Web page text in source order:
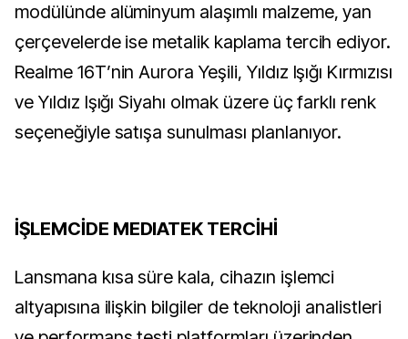
modülünde alüminyum alaşımlı malzeme, yan
çerçevelerde ise metalik kaplama tercih ediyor.
Realme 16T’nin Aurora Yeşili, Yıldız Işığı Kırmızısı
ve Yıldız Işığı Siyahı olmak üzere üç farklı renk
seçeneğiyle satışa sunulması planlanıyor.
İŞLEMCİDE MEDIATEK TERCİHİ
Lansmana kısa süre kala, cihazın işlemci
altyapısına ilişkin bilgiler de teknoloji analistleri